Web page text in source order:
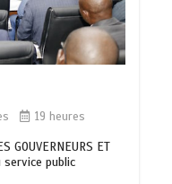
19 heures
GOUVERNEURS ET
service public